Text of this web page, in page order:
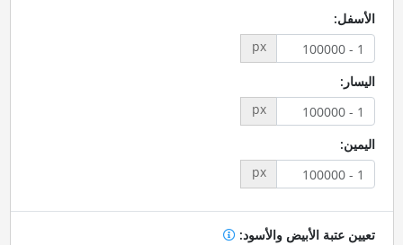
الأسفل:
px
اليسار:
px
اليمين:
px
تعيين عتبة الأبيض والأسود: